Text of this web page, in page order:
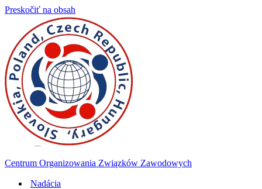
Preskočiť na obsah
Centrum Organizowania Związków Zawodowych
Nadácia